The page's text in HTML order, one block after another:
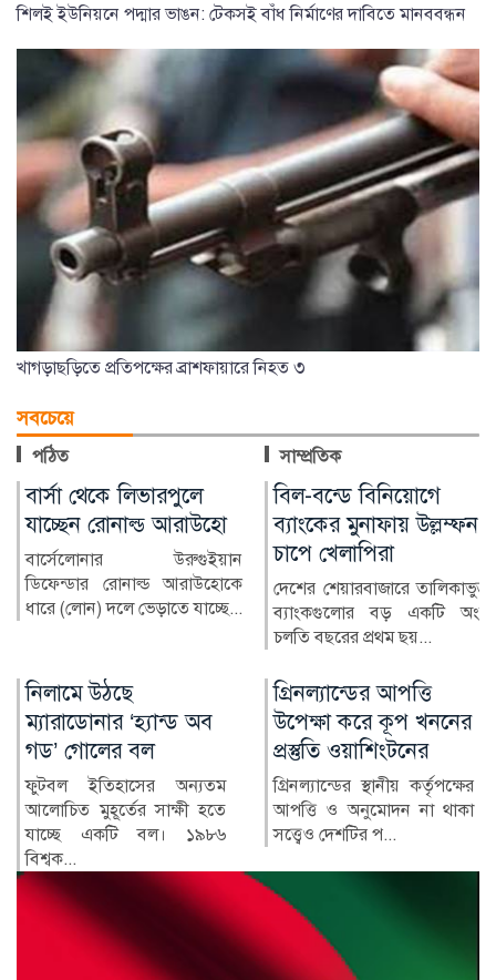
শিলই ইউনিয়নে পদ্মার ভাঙন: টেকসই বাঁধ নির্মাণের দাবিতে মানববন্ধন
খাগড়াছড়িতে প্রতিপক্ষের ব্রাশফায়ারে নিহত ৩
সবচেয়ে
পঠিত সাম্প্রতিক
বিল-বন্ডে বিনিয়োগে
ব্যাংকের মুনাফায় উল্লম্ফন,
চাপে খেলাপিরা
দেশের শেয়ারবাজারে তালিকাভুক্ত
ব্যাংকগুলোর বড় একটি অংশ
প্রস্তুতি ম্যাচে অস্ট্রেলিয়ার
কাছে হার বাংলাদেশের
অস্ট্রেলিয়ার বিপক্ষে দুই টেস্টের
সিরিজ শুরুর আগে প্রস্তুতি ম্যাচে
বড় ধাক্কা খ...
গ্রিনল্যান্ডের আপত্তি
উপেক্ষা করে কূপ খননের
প্রস্তুতি ওয়াশিংটনের
গ্রিনল্যান্ডের স্থানীয় কর্তৃপক্ষের
আপত্তি ও অনুমোদন না থাকা
সত্ত্বেও দেশটির প...
রাশিয়া-ইউক্রেন
পাল্টাপাল্টি হামলায়
নিহত ৩, আহত ১০
রাশিয়া ও ইউক্রেনের মধ্যে
শনিবার রাতভর পাল্টাপাল্টি
হামলায় অন্তত তিনজন নিহত